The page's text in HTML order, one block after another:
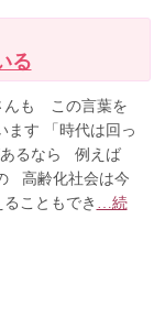
る
この言葉を
ます 「時代は回っ
るなら 例えば
高齢化社会は今
こともでき
…続